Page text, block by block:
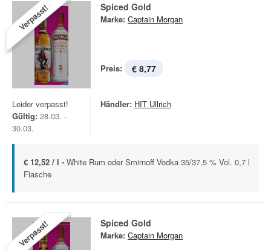
Verpasst! Spiced Gold
Marke: Captain Morgan
Preis: € 8,77
Leider verpasst!
Gültig: 28.03. -
30.03.
Händler: HIT Ullrich
€ 12,52 / l - White Rum oder Smirnoff Vodka 35/37,5 % Vol. 0,7 l
Flasche
Verpasst! Spiced Gold
Marke: Captain Morgan